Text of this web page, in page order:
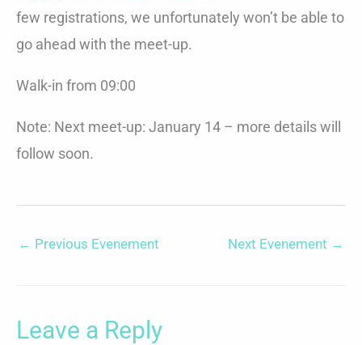
few registrations, we unfortunately won’t be able to
go ahead with the meet-up.
Walk-in from 09:00
Note: Next meet-up: January 14 – more details will
follow soon.
← Previous Evenement Next Evenement →
Leave a Reply